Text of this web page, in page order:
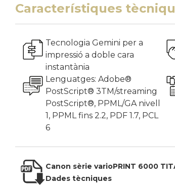
Característiques
Tecnologia Gemini per a
impressió a doble cara
instantània
Lenguatges: Adobe®
PostScript® 3TM/streaming
PostScript®, PPML/GA nivell
1, PPML fins 2.2, PDF 1.7, PCL
6
Canon sèrie varioPRINT 6000
Dades tècniques